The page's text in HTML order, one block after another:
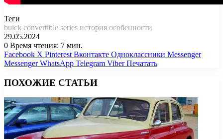
Теги
buick convertible series история особенности
29.05.2024
0 Время чтения: 7 мин.
Facebook X Pinterest Вконтакте Одноклассники Messenger
Messenger WhatsApp Telegram Viber Печатать
ПОХОЖИЕ СТАТЬИ